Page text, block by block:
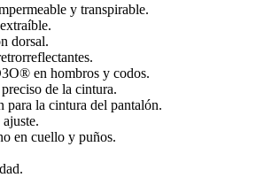
y transpirable.
dorsal.
en hombros y codos.
de la cintura.
para la cintura del pantalón.
en cuello y puños.